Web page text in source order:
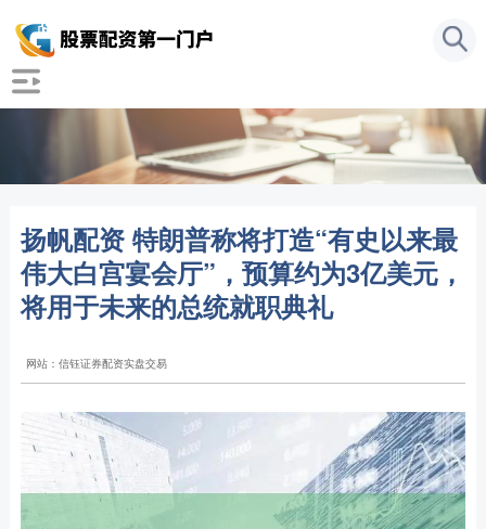
扬帆配资 特朗普称将打造“有史以来最
伟大白宫宴会厅”，预算约为3亿美元，
将用于未来的总统就职典礼
网站：信钰证券配资实盘交易